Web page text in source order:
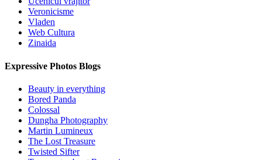
Veronicisme
Vladen
Web Cultura
Zinaida
Expressive Photos Blogs
Beauty in everything
Bored Panda
Colossal
Dungha Photography
Martin Lumineux
The Lost Treasure
Twisted Sifter